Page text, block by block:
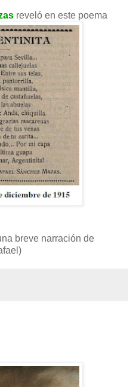
reveló en este poema
breve narración de